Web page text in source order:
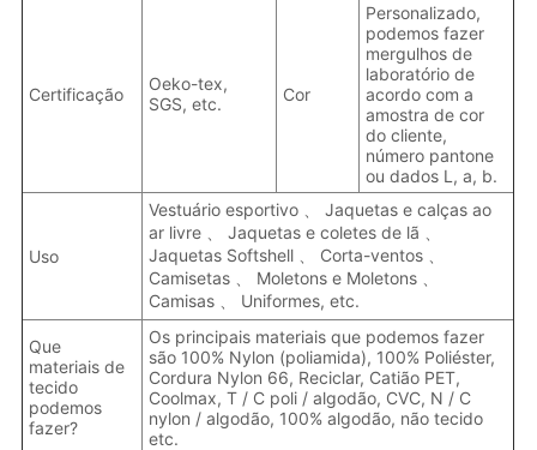
Certificação
Oeko-tex,
SGS, etc.
Cor
Personalizado,
podemos fazer
mergulhos de
laboratório de
acordo com a
amostra de cor
do cliente,
número pantone
ou dados L, a, b.
Uso
Vestuário esportivo 、 Jaquetas e calças ao
ar livre 、 Jaquetas e coletes de lã 、
Jaquetas Softshell 、 Corta-ventos 、
Camisetas 、 Moletons e Moletons 、
Camisas 、 Uniformes, etc.
Que
materiais de
tecido
podemos
fazer?
Os principais materiais que podemos fazer
são 100% Nylon (poliamida), 100% Poliéster,
Cordura Nylon 66, Reciclar, Catião PET,
Coolmax, T / C poli / algodão, CVC, N / C
nylon / algodão, 100% algodão, não tecido
etc.